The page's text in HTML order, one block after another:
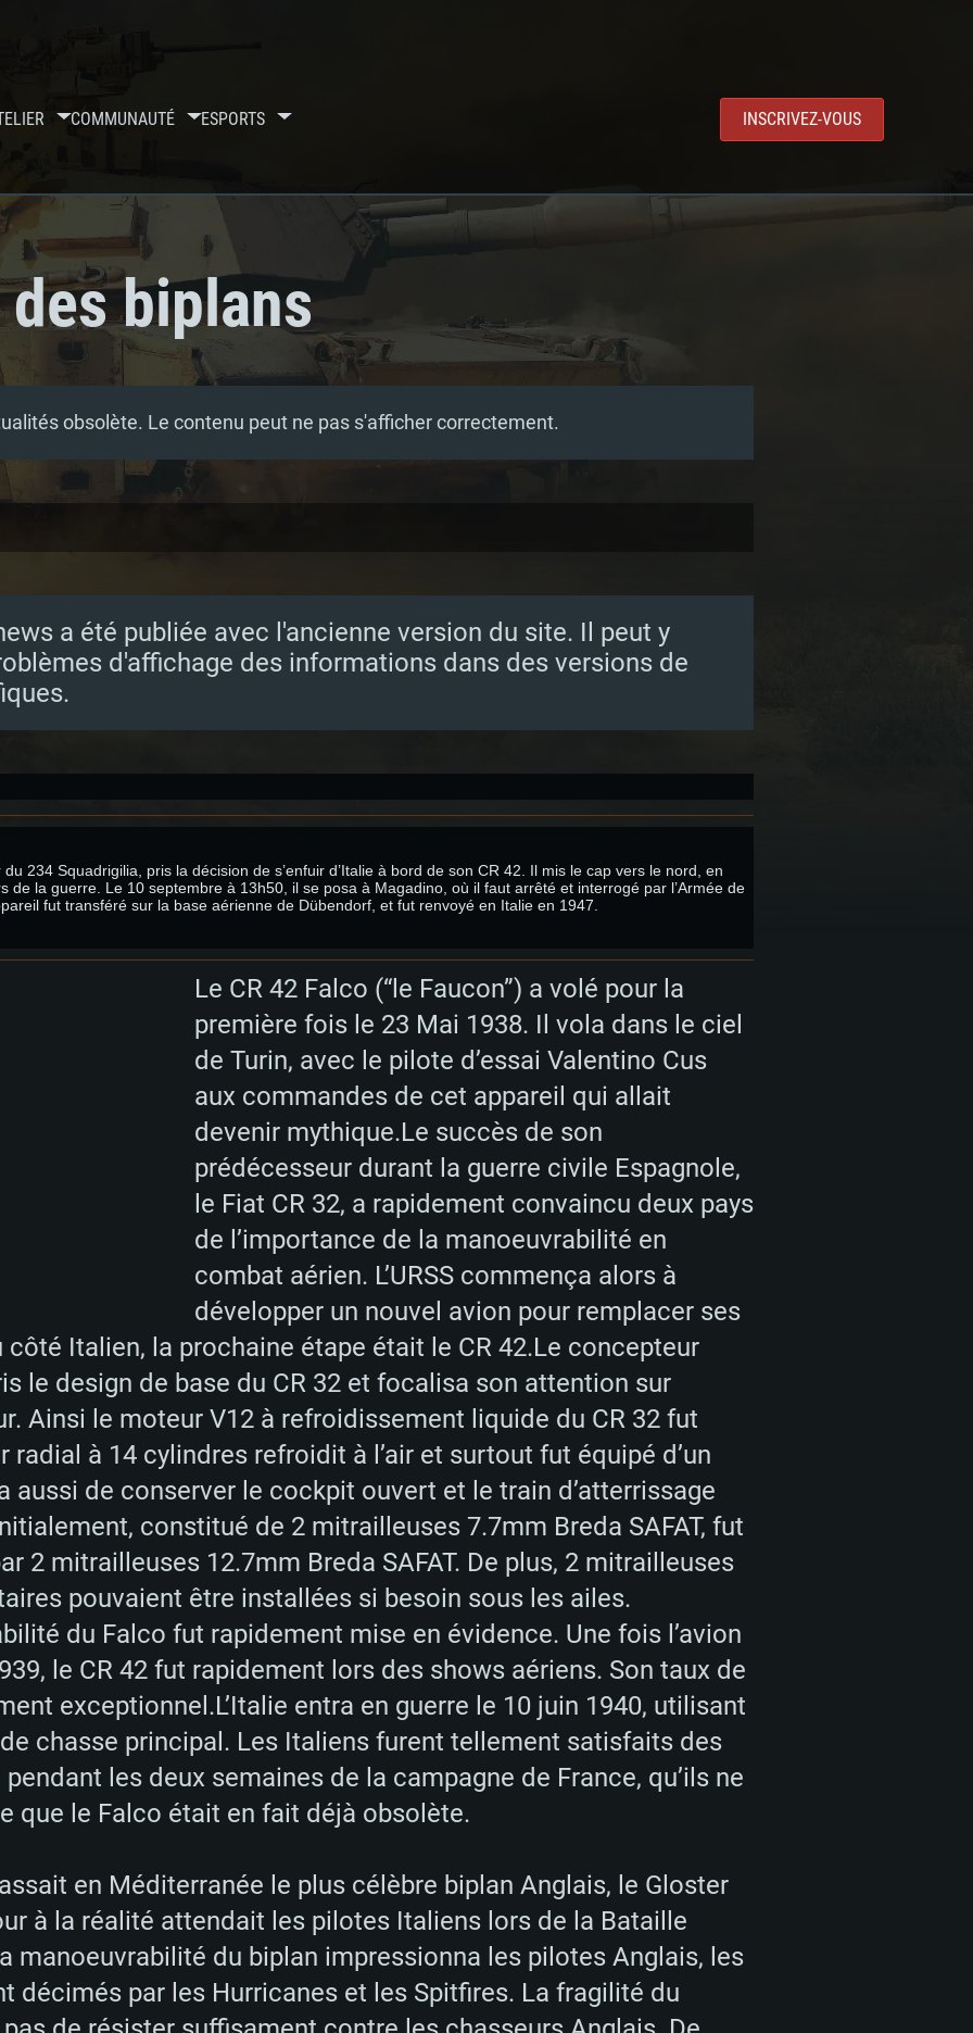
COMMUNAUTÉ ESPORTS INSCRIVEZ-VOUS
SYSTÈME REQUISE
Pour MAC Pour Linux
OS: Windows 10/11 (64 bit)
Processeur: Intel Core i5 ou Ryzen5 3600 et plus
récent
(Les
supportés)
OS: Mac OS Big Sur 11.0 ou plus récent
Processeur: Core i7 (Les processeurs Intel Xeon
ne sont pas supportés)
les plus OS: Ubuntu 20.04 64bit
Processeur: Intel Core i7
biplans
obsolète. Le contenu peut ne pas s'afficher correctement.
a été publiée avec l'ancienne version du site. Il peut y
d'affichage des informations dans des versions de
234 Squadrigilia, pris la décision de s’enfuir d’Italie à bord de son CR 42. Il mis le cap vers le nord, en
de la guerre. Le 10 septembre à 13h50, il se posa à Magadino, où il faut arrêté et interrogé par l’Armée de
fut transféré sur la base aérienne de Dübendorf, et fut renvoyé en Italie en 1947.
Le CR 42 Falco (“le Faucon”) a volé pour la
première fois le 23 Mai 1938. Il vola dans le ciel
de Turin, avec le pilote d’essai Valentino Cus
aux commandes de cet appareil qui allait
devenir mythique.Le succès de son
prédécesseur durant la guerre civile Espagnole,
le Fiat CR 32, a rapidement convaincu deux pays
de l’importance de la manoeuvrabilité en
combat aérien. L’URSS commença alors à
développer un nouvel avion pour remplacer ses
côté Italien, la prochaine étape était le CR 42.Le concepteur
le design de base du CR 32 et focalisa son attention sur
Ainsi le moteur V12 à refroidissement liquide du CR 32 fut
radial à 14 cylindres refroidit à l’air et surtout fut équipé d’un
aussi de conserver le cockpit ouvert et le train d’atterrissage
constitué de 2 mitrailleuses 7.7mm Breda SAFAT, fut
2 mitrailleuses 12.7mm Breda SAFAT. De plus, 2 mitrailleuses
pouvaient être installées si besoin sous les ailes.
du Falco fut rapidement mise en évidence. Une fois l’avion
le CR 42 fut rapidement lors des shows aériens. Son taux de
exceptionnel.L’Italie entra en guerre le 10 juin 1940, utilisant
chasse principal. Les Italiens furent tellement satisfaits des
les deux semaines de la campagne de France, qu’ils ne
que le Falco était en fait déjà obsolète.
en Méditerranée le plus célèbre biplan Anglais, le Gloster
à la réalité attendait les pilotes Italiens lors de la Bataille
manoeuvrabilité du biplan impressionna les pilotes Anglais, les
décimés par les Hurricanes et les Spitfires. La fragilité du